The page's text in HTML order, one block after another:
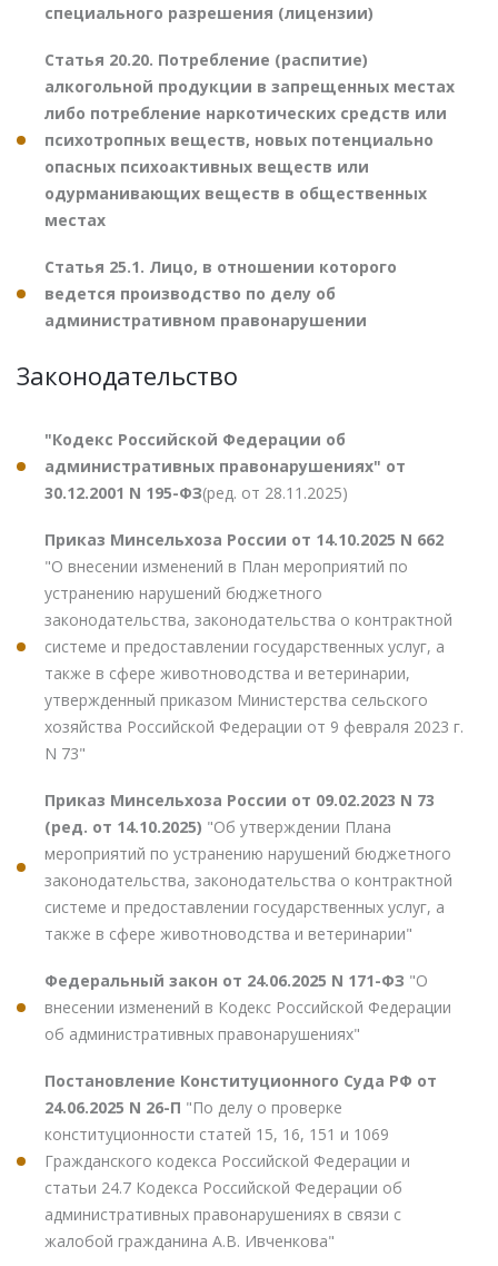
специального разрешения (лицензии)
Статья 20.20. Потребление (распитие)
алкогольной продукции в запрещенных местах
либо потребление наркотических средств или
психотропных веществ, новых потенциально
опасных психоактивных веществ или
одурманивающих веществ в общественных
местах
Статья 25.1. Лицо, в отношении которого
ведется производство по делу об
административном правонарушении
Законодательство
"Кодекс Российской Федерации об
административных правонарушениях" от
30.12.2001 N 195-ФЗ(ред. от 28.11.2025)
Приказ Минсельхоза России от 14.10.2025 N 662
"О внесении изменений в План мероприятий по
устранению нарушений бюджетного
законодательства, законодательства о контрактной
системе и предоставлении государственных услуг, а
также в сфере животноводства и ветеринарии,
утвержденный приказом Министерства сельского
хозяйства Российской Федерации от 9 февраля 2023 г.
N 73"
Приказ Минсельхоза России от 09.02.2023 N 73
(ред. от 14.10.2025) "Об утверждении Плана
мероприятий по устранению нарушений бюджетного
законодательства, законодательства о контрактной
системе и предоставлении государственных услуг, а
также в сфере животноводства и ветеринарии"
Федеральный закон от 24.06.2025 N 171-ФЗ "О
внесении изменений в Кодекс Российской Федерации
об административных правонарушениях"
Постановление Конституционного Суда РФ от
24.06.2025 N 26-П "По делу о проверке
конституционности статей 15, 16, 151 и 1069
Гражданского кодекса Российской Федерации и
статьи 24.7 Кодекса Российской Федерации об
административных правонарушениях в связи с
жалобой гражданина А.В. Ивченкова"